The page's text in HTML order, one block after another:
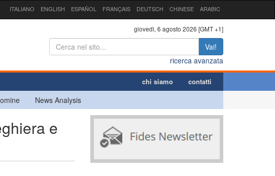
ITALIANO ENGLISH ESPAÑOL FRANÇAIS DEUTSCH CHINESE ARABIC
giovedì, 6 agosto 2026 [GMT +1]
Vai!
ricerca avanzata
chi siamo contatti
News Analysis
e